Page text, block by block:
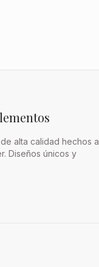
alta calidad hechos a
Diseños únicos y